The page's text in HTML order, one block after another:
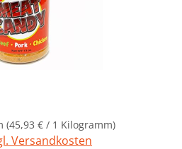
(45,93 € / 1 Kilogramm)
Versandkosten